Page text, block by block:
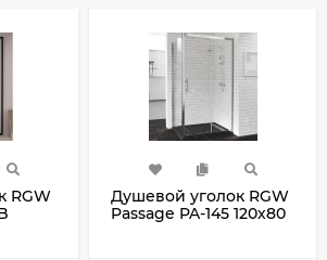
RGW
Душевой уголок RGW
Passage PA-145 120х80